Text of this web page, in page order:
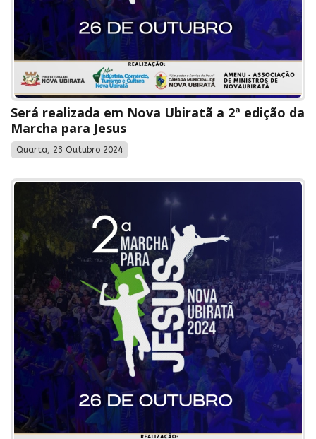
Será realizada em Nova Ubiratã a 2ª edição da
Marcha para Jesus
Quarta, 23 Outubro 2024